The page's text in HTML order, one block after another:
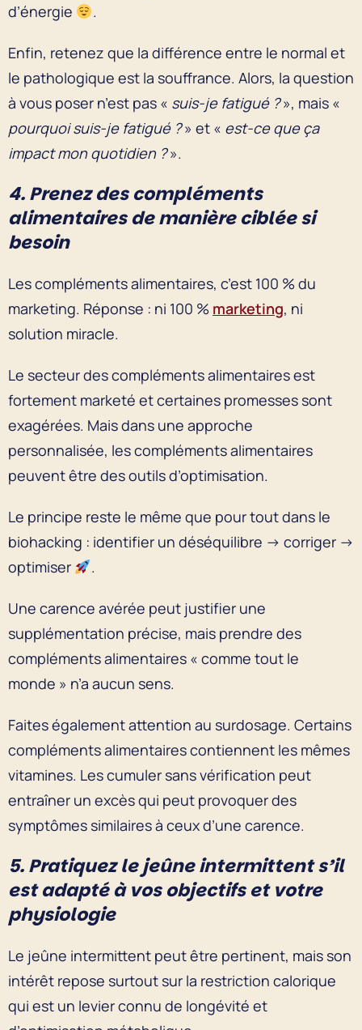
d’énergie
.
Enfin, retenez que la différence entre le normal et
le pathologique est la souffrance. Alors, la question
à vous poser n’est pas « suis-je fatigué ?», mais «
pourquoi suis-je fatigué ?» et « est-ce que ça
impact mon quotidien ?».
4. Prenez des compléments
alimentaires de manière ciblée si
besoin
Les compléments alimentaires, c’est 100 % du
marketing. Réponse : ni 100 % marketing, ni
solution miracle.
Le secteur des compléments alimentaires est
fortement marketé et certaines promesses sont
exagérées. Mais dans une approche
personnalisée, les compléments alimentaires
peuvent être des outils d’optimisation.
Le principe reste le même que pour tout dans le
biohacking : identifier un déséquilibre → corriger →
optimiser
.
Une carence avérée peut justifier une
supplémentation précise, mais prendre des
compléments alimentaires « comme tout le
monde » n’a aucun sens.
Faites également attention au surdosage. Certains
compléments alimentaires contiennent les mêmes
vitamines. Les cumuler sans vérification peut
entraîner un excès qui peut provoquer des
symptômes similaires à ceux d’une carence.
5. Pratiquez le jeûne intermittent s’il
est adapté à vos objectifs et votre
physiologie
Le jeûne intermittent peut être pertinent, mais son
intérêt repose surtout sur la restriction calorique
qui est un levier connu de longévité et